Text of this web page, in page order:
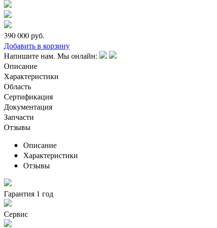
390 000руб.
Добавить в корзину
Напишите нам. Мы онлайн:
Описание
Характеристики
Область
Сертификация
Документация
Запчасти
Отзывы
Описание
Характеристики
Отзывы
Гарантия 1 год
Сервис